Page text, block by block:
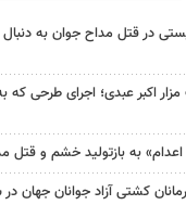
در قتل مداح جوان به
اکبر عبدی؛ اجرای طرحی که
به بازتولید خشم و قتل
کشتی آزاد جوانان جهان در سال